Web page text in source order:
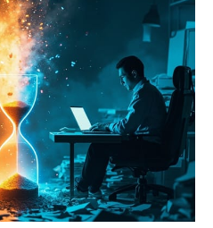
и знания Алисы, она
выявить
и спросить
я какие-то симптомы
я описал.
юмор, когда
разрядить
мне чувствовать
самоанализ,